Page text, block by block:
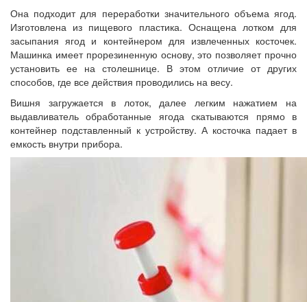
Она подходит для переработки значительного объема ягод.
Изготовлена из пищевого пластика. Оснащена лотком для
засыпания ягод и контейнером для извлеченных косточек.
Машинка имеет прорезиненную основу, это позволяет прочно
установить ее на столешнице. В этом отличие от других
способов, где все действия проводились на весу.
Вишня загружается в лоток, далее легким нажатием на
выдавливатель обработанные ягода скатываются прямо в
контейнер подставленный к устройству. А косточка падает в
емкость внутри прибора.